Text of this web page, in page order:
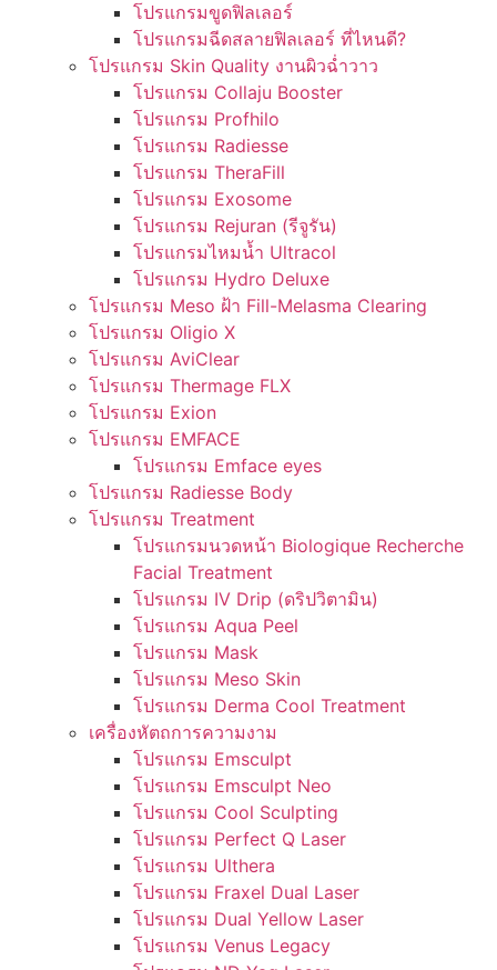
โปรแกรมขูดฟิลเลอร์
โปรแกรมฉีดสลายฟิลเลอร์ ที่ไหนดี?
โปรแกรม Skin Quality งานผิวฉ่ำวาว
โปรแกรม Collaju Booster
โปรแกรม Profhilo
โปรแกรม Radiesse
โปรแกรม TheraFill
โปรแกรม Exosome
โปรแกรม Rejuran (รีจูรัน)
โปรแกรมไหมน้ำ Ultracol
โปรแกรม Hydro Deluxe
โปรแกรม Meso ฝ้า Fill-Melasma Clearing
โปรแกรม Oligio X
โปรแกรม AviClear
โปรแกรม Thermage FLX
โปรแกรม Exion
โปรแกรม EMFACE
โปรแกรม Emface eyes
โปรแกรม Radiesse Body
โปรแกรม Treatment
โปรแกรมนวดหน้า Biologique Recherche
Facial Treatment
โปรแกรม IV Drip (ดริปวิตามิน)
โปรแกรม Aqua Peel
โปรแกรม Mask
โปรแกรม Meso Skin
โปรแกรม Derma Cool Treatment
เครื่องหัตถการความงาม
โปรแกรม Emsculpt
โปรแกรม Emsculpt Neo
โปรแกรม Cool Sculpting
โปรแกรม Perfect Q Laser
โปรแกรม Ulthera
โปรแกรม Fraxel Dual Laser
โปรแกรม Dual Yellow Laser
โปรแกรม Venus Legacy